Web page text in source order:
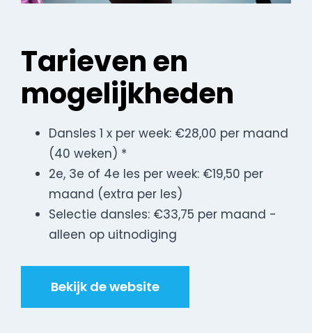
Tarieven en
mogelijkheden
Dansles 1 x per week: €28,00 per maand
(40 weken) *
2e, 3e of 4e les per week: €19,50 per
maand (extra per les)
Selectie dansles: €33,75 per maand -
alleen op uitnodiging
Bekijk de website